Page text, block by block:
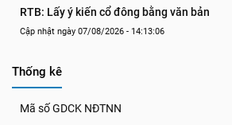
RTB: Lấy ý kiến cổ đông bằng văn bản
Cập nhật ngày 07/08/2026 - 14:13:06
Thống kê
Mã số GDCK NĐTNN